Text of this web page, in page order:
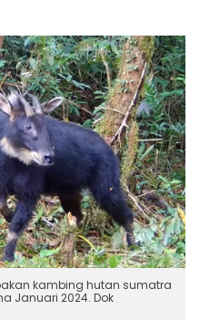
kambing hutan sumatra
Januari 2024. Dok